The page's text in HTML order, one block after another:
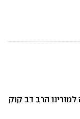
הרב דב קוק